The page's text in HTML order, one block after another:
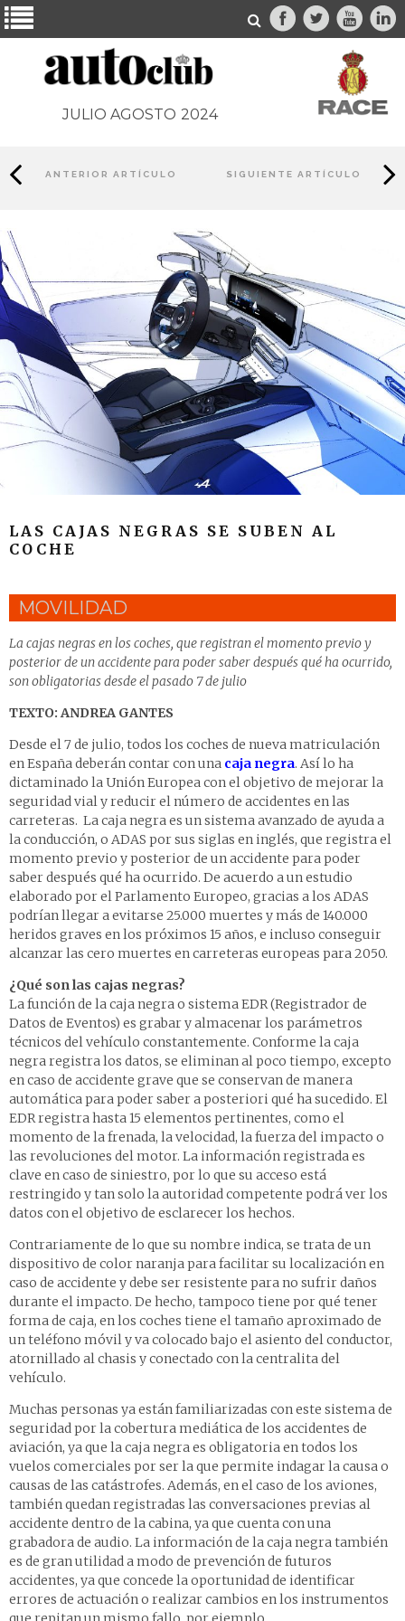
JULIO AGOSTO 2024
ANTERIOR ARTÍCULO SIGUIENTE ARTÍCULO
LAS CAJAS NEGRAS SE SUBEN AL
COCHE
MOVILIDAD
La cajas negras en los coches, que registran el momento previo y
posterior de un accidente para poder saber después qué ha ocurrido,
son obligatorias desde el pasado 7 de julio
TEXTO: ANDREA GANTES
Desde el 7 de julio, todos los coches de nueva matriculación
en España deberán contar con una caja negra. Así lo ha
dictaminado la Unión Europea con el objetivo de mejorar la
seguridad vial y reducir el número de accidentes en las
carreteras. La caja negra es un sistema avanzado de ayuda a
la conducción, o ADAS por sus siglas en inglés, que registra el
momento previo y posterior de un accidente para poder
saber después qué ha ocurrido. De acuerdo a un estudio
elaborado por el Parlamento Europeo, gracias a los ADAS
podrían llegar a evitarse 25.000 muertes y más de 140.000
heridos graves en los próximos 15 años, e incluso conseguir
alcanzar las cero muertes en carreteras europeas para 2050.
¿Qué son las cajas negras?
La función de la caja negra o sistema EDR (Registrador de
Datos de Eventos) es grabar y almacenar los parámetros
técnicos del vehículo constantemente. Conforme la caja
negra registra los datos, se eliminan al poco tiempo, excepto
en caso de accidente grave que se conservan de manera
automática para poder saber a posteriori qué ha sucedido. El
EDR registra hasta 15 elementos pertinentes, como el
momento de la frenada, la velocidad, la fuerza del impacto o
las revoluciones del motor. La información registrada es
clave en caso de siniestro, por lo que su acceso está
restringido y tan solo la autoridad competente podrá ver los
datos con el objetivo de esclarecer los hechos.
Contrariamente de lo que su nombre indica, se trata de un
dispositivo de color naranja para facilitar su localización en
caso de accidente y debe ser resistente para no sufrir daños
durante el impacto. De hecho, tampoco tiene por qué tener
forma de caja, en los coches tiene el tamaño aproximado de
un teléfono móvil y va colocado bajo el asiento del conductor,
atornillado al chasis y conectado con la centralita del
vehículo.
Muchas personas ya están familiarizadas con este sistema de
seguridad por la cobertura mediática de los accidentes de
aviación, ya que la caja negra es obligatoria en todos los
vuelos comerciales por ser la que permite indagar la causa o
causas de las catástrofes. Además, en el caso de los aviones,
también quedan registradas las conversaciones previas al
accidente dentro de la cabina, ya que cuenta con una
grabadora de audio. La información de la caja negra también
es de gran utilidad a modo de prevención de futuros
accidentes, ya que concede la oportunidad de identificar
errores de actuación o realizar cambios en los instrumentos